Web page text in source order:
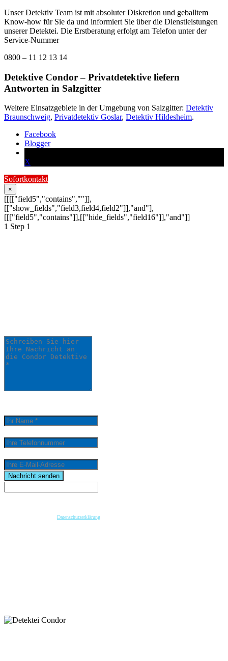
Unser Detektiv Team ist mit absoluter Diskretion und geballtem
Know-how für Sie da und informiert Sie über die Dienstleistungen
unserer Detektei. Die Erstberatung erfolgt am Telefon unter der
Service-Nummer
0800 – 11 12 13 14
Detektive Condor – Privatdetektive liefern
Antworten in Salzgitter
Weitere Einsatzgebiete in der Umgebung von Salzgitter: Detektiv
Braunschweig, Privatdetektiv Goslar, Detektiv Hildesheim.
Facebook
Blogger
X
Sofortkontakt
×
[[[["field5","contains",""]],
[["show_fields","field3,field4,field2"]],"and"],
[[["field5","contains"]],[["hide_fields","field16"]],"and"]]
1 Step 1
Nachricht senden
Datenschutzerklärung